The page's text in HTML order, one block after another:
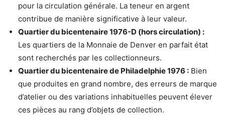
pour la circulation générale. La teneur en argent
contribue de manière significative à leur valeur.
Quartier du bicentenaire 1976-D (hors circulation) :
Les quartiers de la Monnaie de Denver en parfait état
sont recherchés par les collectionneurs.
Quartier du bicentenaire de Philadelphie 1976 : Bien
que produites en grand nombre, des erreurs de marque
d’atelier ou des variations inhabituelles peuvent élever
ces pièces au rang d’objets de collection.